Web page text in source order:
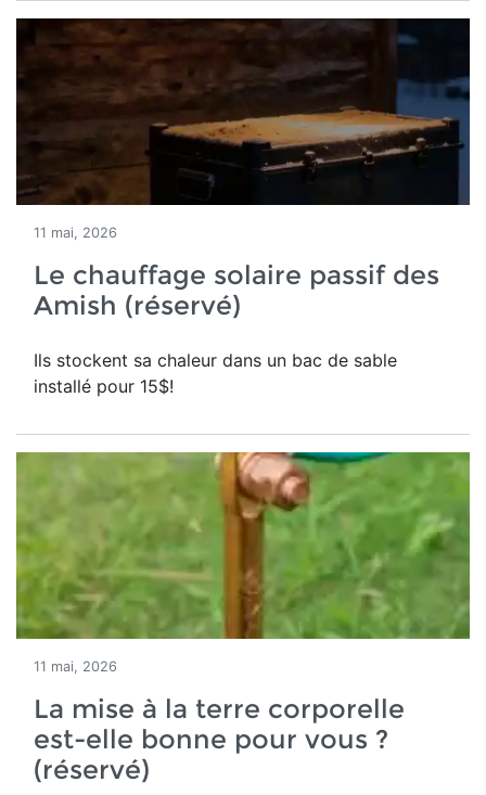
11 mai, 2026
Le chauffage solaire passif des
Amish (réservé)
Ils stockent sa chaleur dans un bac de sable
installé pour 15$!
11 mai, 2026
La mise à la terre corporelle
est-elle bonne pour vous ?
(réservé)